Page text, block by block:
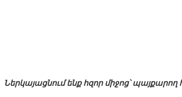
Ներկայացնում ենք հզոր միջոց՝ պայքարող